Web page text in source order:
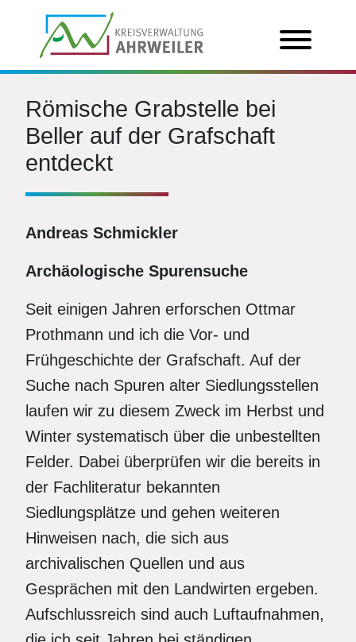
Römische Grabstelle bei
Beller auf der Grafschaft
entdeckt
Andreas Schmickler
Archäologische Spurensuche
Seit einigen Jahren erforschen Ottmar
Prothmann und ich die Vor- und
Frühgeschichte der Grafschaft. Auf der
Suche nach Spuren alter Siedlungsstellen
laufen wir zu diesem Zweck im Herbst und
Winter systematisch über die unbestellten
Felder. Dabei überprüfen wir die bereits in
der Fachliteratur bekannten
Siedlungsplätze und gehen weiteren
Hinweisen nach, die sich aus
archivalischen Quellen und aus
Gesprächen mit den Landwirten ergeben.
Aufschlussreich sind auch Luftaufnahmen,